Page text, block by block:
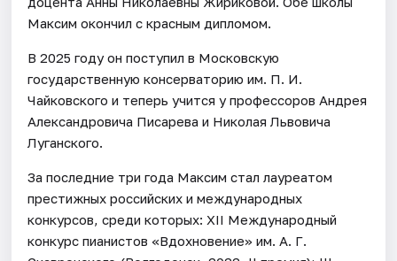
Максим окончил с красным дипломом.
В 2025 году он поступил в Московскую
государственную консерваторию им. П. И.
Чайковского и теперь учится у профессоров Андрея
Александровича Писарева и Николая Львовича
Луганского.
За последние три года Максим стал лауреатом
престижных российских и международных
конкурсов, среди которых: XII Международный
конкурс пианистов «Вдохновение» им. А. Г.